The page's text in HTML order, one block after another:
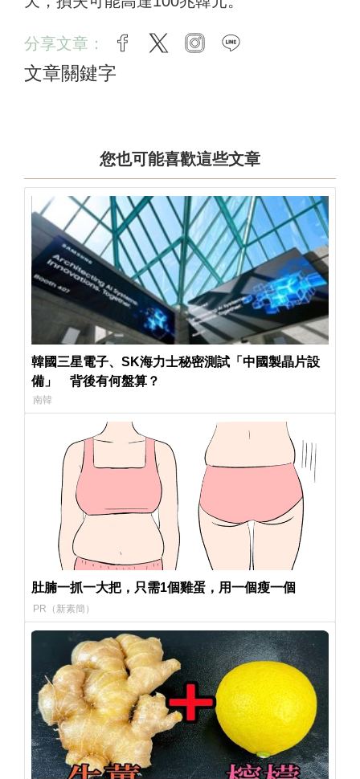
分享文章： facebook
twitter instagram
文章關鍵字
您也可能喜歡這些文章
韓國三星電子、SK海力士秘密測試「中國製晶片設
備」 背後有何盤算？
南韓
肚腩一抓一大把，只需1個雞蛋，用一個瘦一個
PR（新素簡）